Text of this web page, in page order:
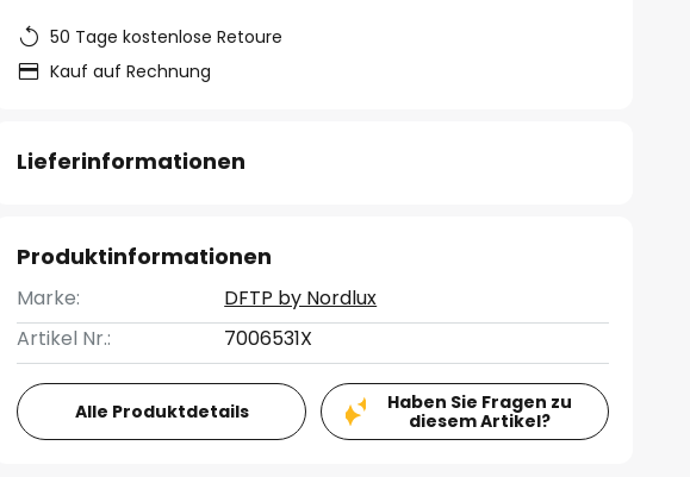
50 Tage kostenlose Retoure
Kauf auf Rechnung
Lieferinformationen
Produktinformationen
Marke:
DFTP by Nordlux
Artikel Nr.:
7006531X
Alle Produktdetails
Haben Sie Fragen zu
diesem Artikel?